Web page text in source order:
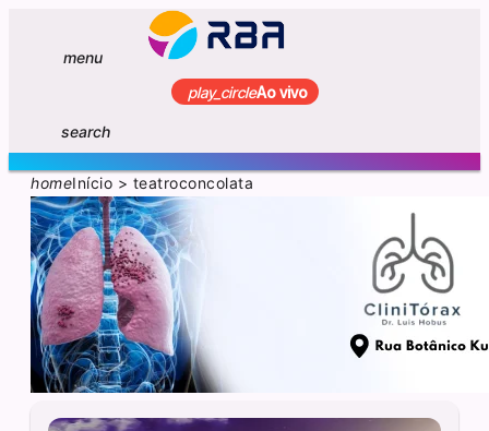
menu
play_circleAo vivo
search
homeInício > teatroconcolata